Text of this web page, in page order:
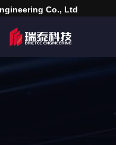
Co., Ltd.